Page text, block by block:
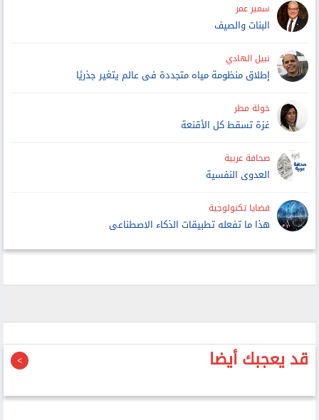
سمير عمر
البنات والصيف
نبيل الهادي
إطلاق منظومة مياه متجددة فى عالم يتغير جذريًا
خولة مطر
غزة تسقط كل الأقنعة
صحافة عربية
العدوى النفسية
قضايا تكنولوجية
هذا ما تفعله تطبيقات الذكاء الاصطناعى
قد يعجبك أيضا